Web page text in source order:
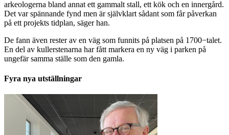
arkeologerna bland annat ett gammalt stall, ett kök och en innergård.
Det var spännande fynd men är självklart sådant som får påverkan
på ett projekts tidplan, säger han.
De fann även rester av en väg som funnits på platsen på 1700−talet.
En del av kullerstenarna har fått markera en ny väg i parken på
ungefär samma ställe som den gamla.
Fyra nya utställningar